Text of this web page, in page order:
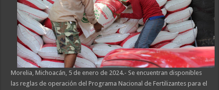
Morelia, Michoacán, 5 de enero de 2024.- Se encuentran disponibles
las reglas de operación del Programa Nacional de Fertilizantes para el